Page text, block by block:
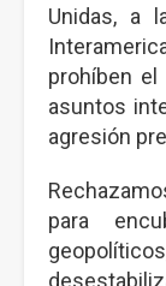
Unidas, a
prohíben
asuntos
agresión
para